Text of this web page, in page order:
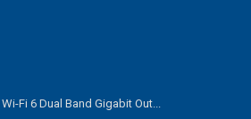
Fi 6 Dual Band Gigabit Out...